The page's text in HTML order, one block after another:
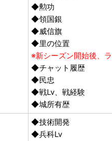
◆勲功
◆領国銀
◆威信旗
◆里の位置
※新シーズン開始後、
◆チャット履歴
◆民忠
◆戦Lv、戦経験
◆城所有歴
◆技術開発
◆兵科Lv